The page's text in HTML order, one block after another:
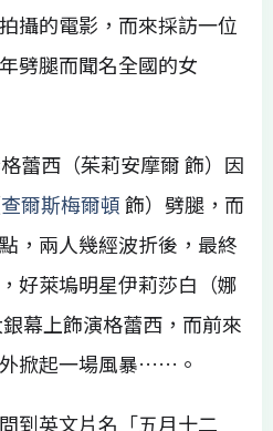
攝的電影，而來採訪一位
劈腿而聞名全國的女
蕾西（茱莉安摩爾 飾）因
查爾斯梅爾頓飾）劈腿，而
，兩人幾經波折後，最終
好萊塢明星伊莉莎白（娜
幕上飾演格蕾西，而前來
掀起一場風暴……。
到英文片名「五月十二